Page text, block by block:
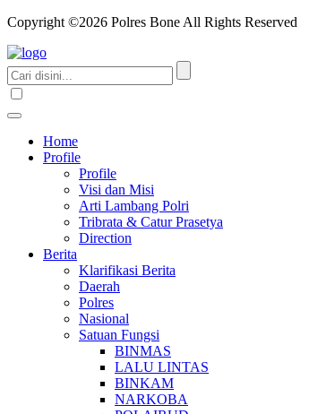
Copyright ©2026 Polres Bone All Rights Reserved
Home
Profile
Profile
Visi dan Misi
Arti Lambang Polri
Tribrata & Catur Prasetya
Direction
Berita
Klarifikasi Berita
Daerah
Polres
Nasional
Satuan Fungsi
BINMAS
LALU LINTAS
BINKAM
NARKOBA